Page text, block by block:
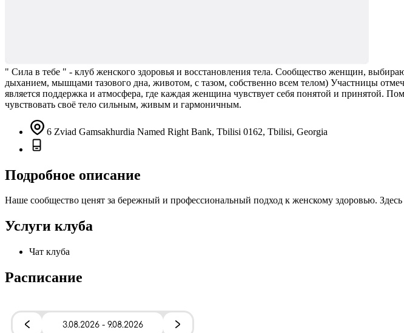
" Сила в тебе " - клуб женского здоровья и восстановления тела. Сообщество женщин,
дыханием, мышцами тазового дна, животом, с тазом, собственно всем телом) Участницы
является поддержка и атмосфера, где каждая женщина чувствует себя понятой и принятой.
чувствовать своё тело сильным, живым и гармоничным.
6 Zviad Gamsakhurdia Named Right Bank, Tbilisi 0162, Tbilisi, Georgia
Подробное описание
Наше сообщество ценят за бережный и профессиональный подход к женскому здоровью.
Услуги клуба
Чат клуба
Расписание